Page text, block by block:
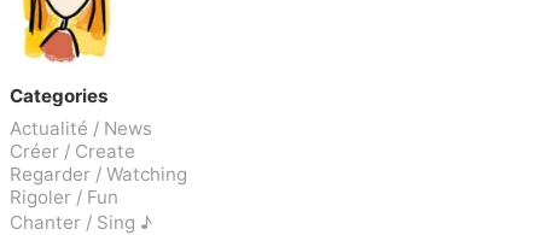
Categories
Actualité / News
Créer / Create
Regarder / Watching
Rigoler / Fun
Chanter / Sing ♪